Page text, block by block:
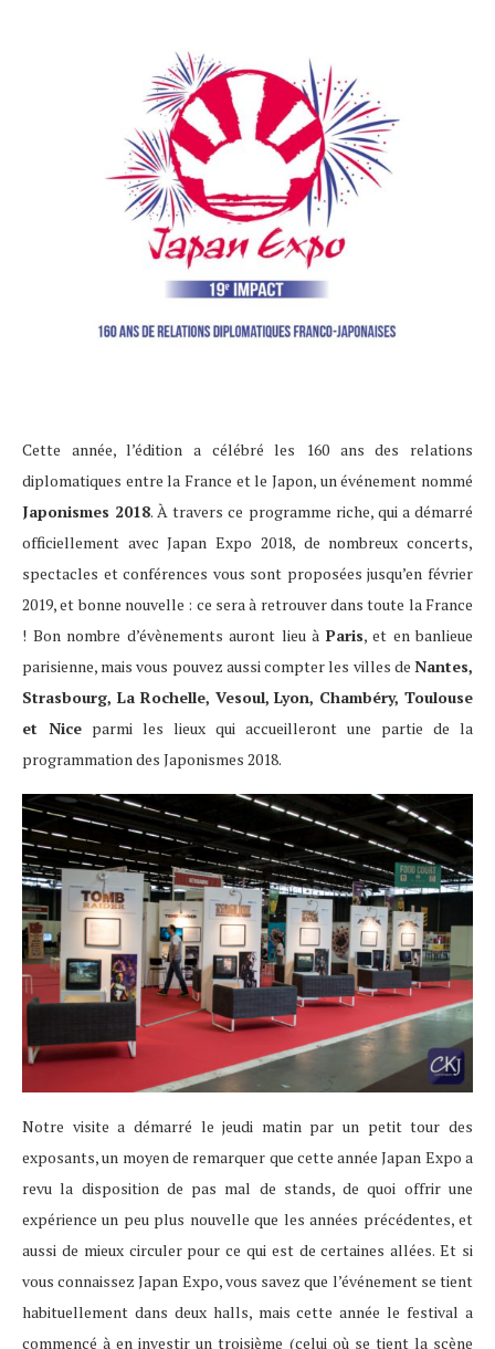
Cette année, l’édition a célébré les 160 ans des relations
diplomatiques entre la France et le Japon, un événement nommé
Japonismes 2018. À travers ce programme riche, qui a démarré
officiellement avec Japan Expo 2018, de nombreux concerts,
spectacles et conférences vous sont proposées jusqu’en février
2019, et bonne nouvelle : ce sera à retrouver dans toute la France
! Bon nombre d’évènements auront lieu à Paris, et en banlieue
parisienne, mais vous pouvez aussi compter les villes de Nantes,
Strasbourg, La Rochelle, Vesoul, Lyon, Chambéry, Toulouse
et Nice parmi les lieux qui accueilleront une partie de la
programmation des Japonismes 2018.
Notre visite a démarré le jeudi matin par un petit tour des
exposants, un moyen de remarquer que cette année Japan Expo a
revu la disposition de pas mal de stands, de quoi offrir une
expérience un peu plus nouvelle que les années précédentes, et
aussi de mieux circuler pour ce qui est de certaines allées. Et si
vous connaissez Japan Expo, vous savez que l’événement se tient
habituellement dans deux halls, mais cette année le festival a
commencé à en investir un troisième (celui où se tient la scène